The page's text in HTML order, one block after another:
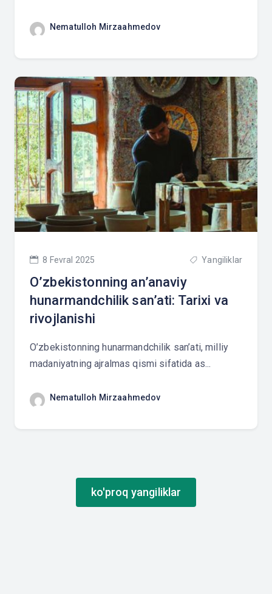
Nematulloh Mirzaahmedov
8 Fevral 2025 Yangiliklar
O’zbekistonning an’anaviy
hunarmandchilik san’ati: Tarixi va
rivojlanishi
O’zbekistonning hunarmandchilik san’ati, milliy
madaniyatning ajralmas qismi sifatida as...
Nematulloh Mirzaahmedov
ko'proq yangiliklar